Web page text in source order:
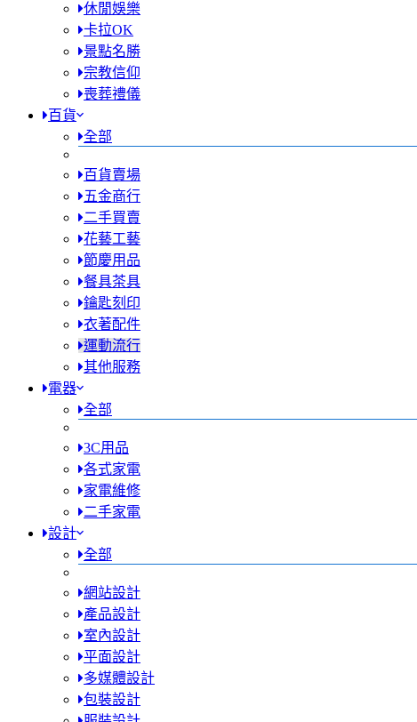
休閒娛樂
卡拉OK
景點名勝
宗教信仰
喪葬禮儀
百貨
全部
百貨賣場
五金商行
二手買賣
花藝工藝
節慶用品
餐具茶具
鑰匙刻印
衣著配件
運動流行
其他服務
電器
全部
3C用品
各式家電
家電維修
二手家電
設計
全部
網站設計
產品設計
室內設計
平面設計
多媒體設計
包裝設計